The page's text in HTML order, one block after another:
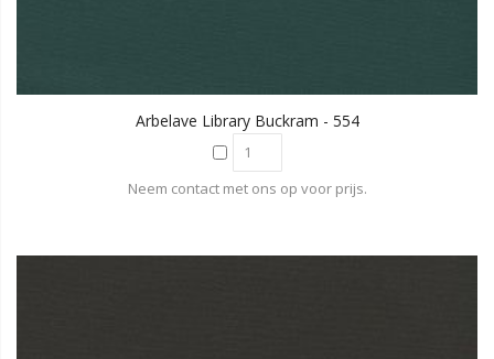
Arbelave Library Buckram - 554
Neem contact met ons op voor prijs.